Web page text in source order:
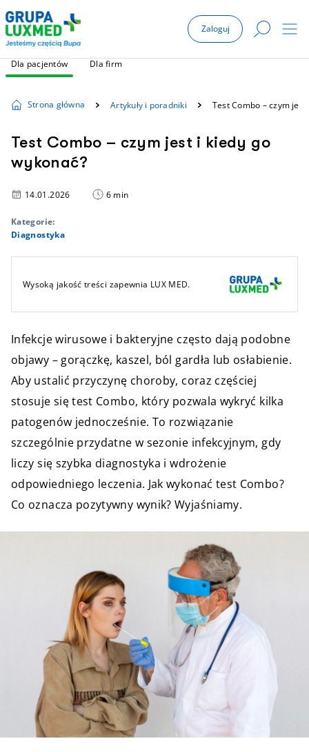
Zaloguj
Dla pacjentów Dla firm
Strona główna Artykuły i poradniki Test Combo – czym
Test Combo – czym jest i kiedy go
wykonać?
14.01.2026 6 min
Kategorie:
Diagnostyka
Wysoką jakość treści zapewnia LUX MED.
Infekcje wirusowe i bakteryjne często dają podobne
objawy – gorączkę, kaszel, ból gardła lub osłabienie.
Aby ustalić przyczynę choroby, coraz częściej
stosuje się test Combo, który pozwala wykryć kilka
patogenów jednocześnie. To rozwiązanie
szczególnie przydatne w sezonie infekcyjnym, gdy
liczy się szybka diagnostyka i wdrożenie
odpowiedniego leczenia. Jak wykonać test Combo?
Co oznacza pozytywny wynik? Wyjaśniamy.